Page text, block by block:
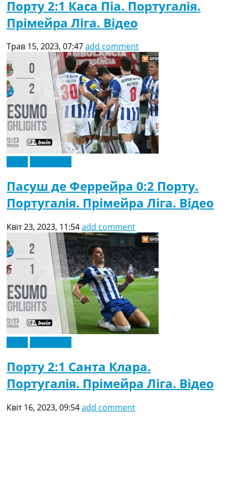
Порту 2:1 Каса Піа. Португалія.
Прімейра Ліга. Відео
Трав 15, 2023, 07:47add comment
Пасуш де Феррейра 0:2 Порту.
Португалія. Прімейра Ліга. Відео
Квіт 23, 2023, 11:54add comment
Порту 2:1 Санта Клара.
Португалія. Прімейра Ліга. Відео
Квіт 16, 2023, 09:54add comment